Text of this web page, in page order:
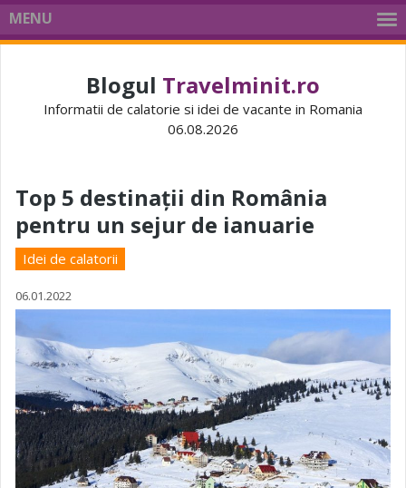
MENU
Blogul Travelminit.ro
Informatii de calatorie si idei de vacante in Romania
06.08.2026
Top 5 destinații din România
pentru un sejur de ianuarie
Idei de calatorii
06.01.2022